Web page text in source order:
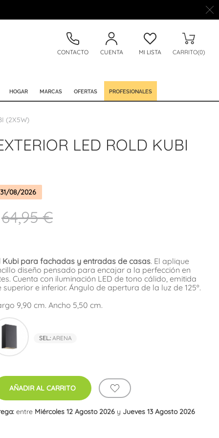
CONTACTO CUENTA MI LISTA CARRITO(0)
HOGAR MARCAS OFERTAS PROFESIONALES
(2X5W)
LED ROLD KUBI
31/08/2026
64,95 €
Kubi para fachadas y entradas de casas. El aplique
diseño pensado para encajar a la perfección en
Cuenta con iluminación LED de tono cálido, emitida
e inferior. Ángulo de apertura de la luz de 125º.
9,90 cm. Ancho 5,50 cm.
SEL.:ARENA
AÑADIR AL CARRITO
entre Miércoles 12 Agosto 2026 y Jueves 13 Agosto 2026